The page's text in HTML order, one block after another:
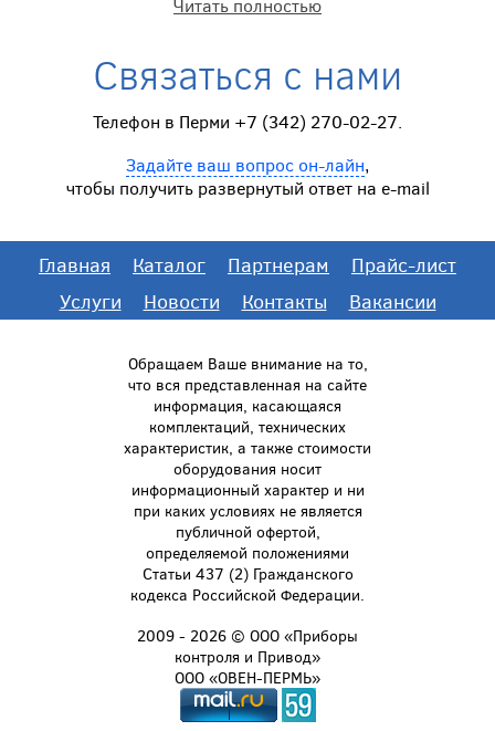
Читать полностью
Связаться с нами
Телефон в Перми +7 (342) 270-02-27.
Задайте ваш вопрос он-лайн,
чтобы получить развернутый ответ на e-mail
Главная Каталог Партнерам
Прайс-лист
Услуги
Новости Контакты Вакансии
Обращаем Ваше внимание на то,
что вся представленная на сайте
информация, касающаяся
комплектаций, технических
характеристик, а также стоимости
оборудования носит
информационный характер и ни
при каких условиях не является
публичной офертой,
определяемой положениями
Статьи 437 (2) Гражданского
кодекса Российской Федерации.
2009 - 2026 © ООО «Приборы
контроля и Привод»
ООО «ОВЕН-ПЕРМЬ»